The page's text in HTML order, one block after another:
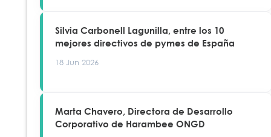
Silvia Carbonell Lagunilla, entre los 10
mejores directivos de pymes de España
18 Jun 2026
Marta Chavero, Directora de Desarrollo
Corporativo de Harambee ONGD